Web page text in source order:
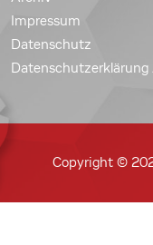
Impressum
Datenschutz
Datenschutzerklärung
Copyright ©